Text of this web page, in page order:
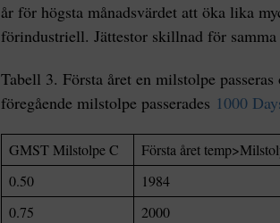
år för högsta månadsvärdet att öka lika
förindustriell. Jättestor skillnad för
Tabell 3. Första året en milstolpe
föregående milstolpe passerades 1000
GMST Milstolpe C Första året
0.50
1984
0.75
2000